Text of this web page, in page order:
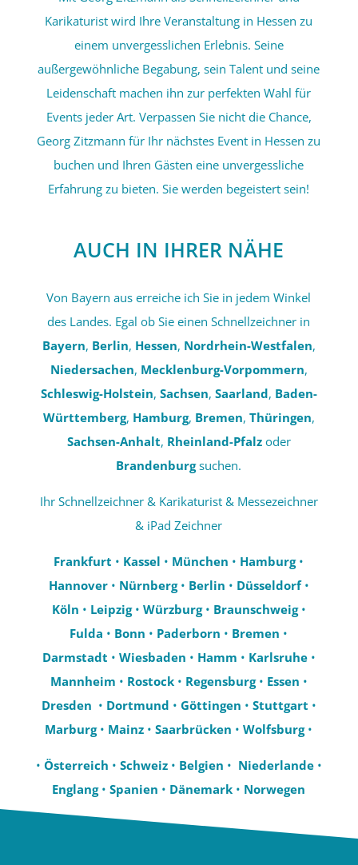
Karikaturist wird Ihre Veranstaltung in Hessen zu
einem unvergesslichen Erlebnis. Seine
außergewöhnliche Begabung, sein Talent und seine
Leidenschaft machen ihn zur perfekten Wahl für
Events jeder Art. Verpassen Sie nicht die Chance,
Georg Zitzmann für Ihr nächstes Event in Hessen zu
buchen und Ihren Gästen eine unvergessliche
Erfahrung zu bieten. Sie werden begeistert sein!
AUCH IN IHRER NÄHE
Von Bayern aus erreiche ich Sie in jedem Winkel
des Landes. Egal ob Sie einen Schnellzeichner in
Bayern, Berlin, Hessen, Nordrhein-Westfalen,
Niedersachen, Mecklenburg-Vorpommern,
Schleswig-Holstein, Sachsen, Saarland, Baden-
Württemberg, Hamburg, Bremen, Thüringen,
Sachsen-Anhalt, Rheinland-Pfalzoder
Brandenburgsuchen.
Ihr Schnellzeichner & Karikaturist & Messezeichner
& iPad Zeichner
Frankfurt • Kassel • München • Hamburg•
Hannover• Nürnberg• Berlin • Düsseldorf•
Köln • Leipzig• Würzburg • Braunschweig•
Fulda • Bonn • Paderborn • Bremen •
Darmstadt • Wiesbaden • Hamm • Karlsruhe•
Mannheim • Rostock• Regensburg• Essen •
Dresden • Dortmund • Göttingen • Stuttgart •
Marburg• Mainz •Saarbrücken •Wolfsburg•
• Österreich • Schweiz• Belgien • Niederlande•
Englang•Spanien • Dänemark • Norwegen